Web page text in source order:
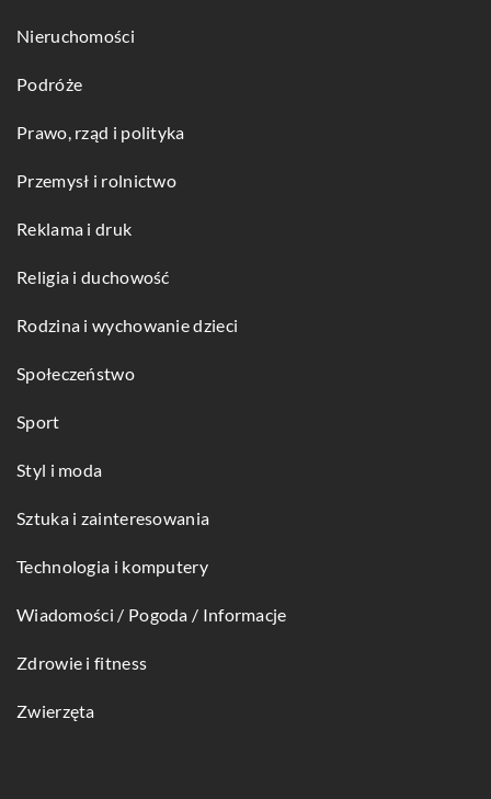
Nieruchomości
Podróże
Prawo, rząd i polityka
Przemysł i rolnictwo
Reklama i druk
Religia i duchowość
Rodzina i wychowanie dzieci
Społeczeństwo
Sport
Styl i moda
Sztuka i zainteresowania
Technologia i komputery
Wiadomości / Pogoda / Informacje
Zdrowie i fitness
Zwierzęta